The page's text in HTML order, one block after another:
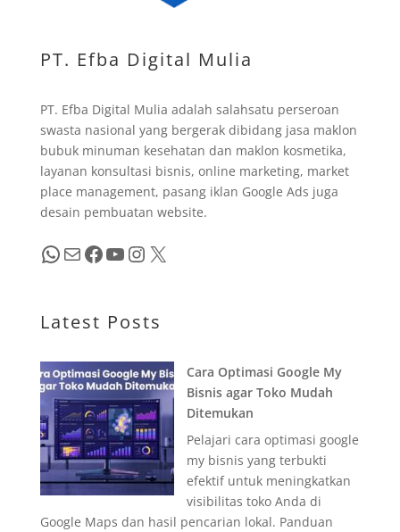
PT. Efba Digital Mulia
PT. Efba Digital Mulia adalah salahsatu perseroan
swasta nasional yang bergerak dibidang jasa maklon
bubuk minuman kesehatan dan maklon kosmetika,
layanan konsultasi bisnis, online marketing, market
place management, pasang iklan Google Ads juga
desain pembuatan website.
WhatsApp Mail Facebook YouTube InstagramX
Latest Posts
Cara Optimasi Google My
Bisnis agar Toko Mudah
Ditemukan
Pelajari cara optimasi google
my bisnis yang terbukti
efektif untuk meningkatkan
visibilitas toko Anda di
Google Maps dan hasil pencarian lokal. Panduan